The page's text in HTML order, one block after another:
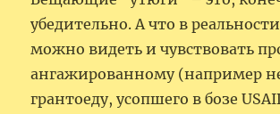
убедительно. А что в
можно видеть и чувствовать
ангажированному (например
грантоеду, усопшего в бозе